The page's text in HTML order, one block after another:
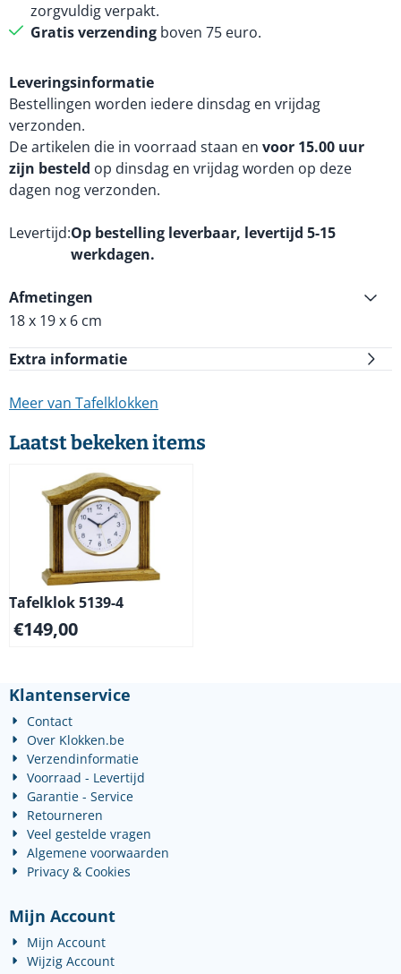
zorgvuldig verpakt.
Gratis verzending boven 75 euro.
Leveringsinformatie
Bestellingen worden iedere dinsdag en vrijdag
verzonden.
De artikelen die in voorraad staan en voor 15.00 uur
zijn besteld op dinsdag en vrijdag worden op deze
dagen nog verzonden.
Levertijd Op bestelling leverbaar, levertijd 5-15
werkdagen.
Afmetingen
18 x 19 x 6 cm
Extra informatie
Meer van Tafelklokken
Laatst bekeken items
Tafelklok 5139-4
€149,00
Klantenservice
Contact
Over Klokken.be
Verzendinformatie
Voorraad - Levertijd
Garantie - Service
Retourneren
Veel gestelde vragen
Algemene voorwaarden
Privacy & Cookies
Mijn Account
Mijn Account
Wijzig Account